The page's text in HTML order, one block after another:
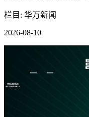
栏目: 华万新闻
2026-08-10